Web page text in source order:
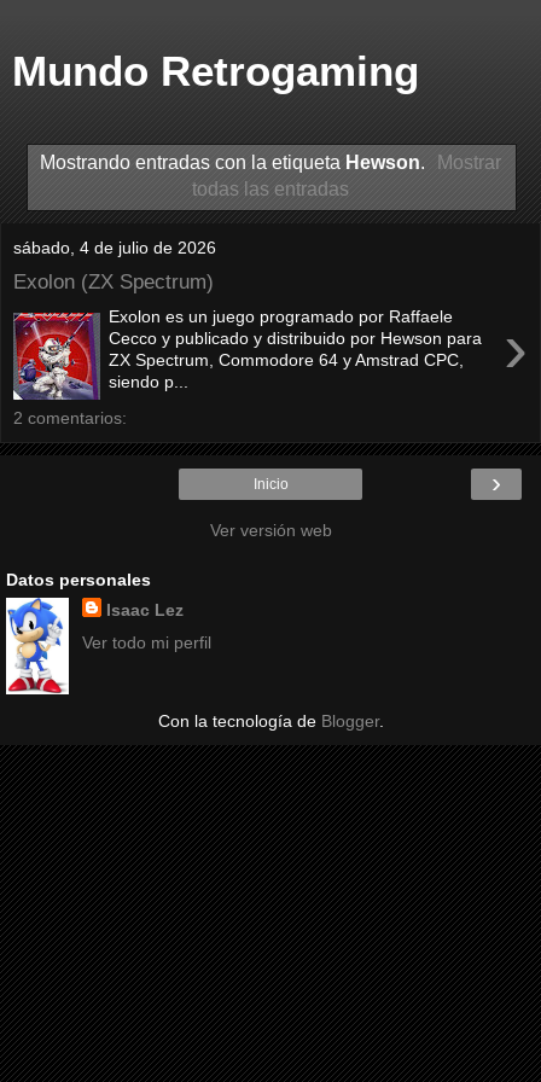
Mundo Retrogaming
Mostrando entradas con la etiqueta Hewson.
Mostrar
todas las entradas
sábado, 4 de julio de 2026
Exolon (ZX Spectrum)
›
Exolon es un juego programado por Raffaele
Cecco y publicado y distribuido por Hewson para
ZX Spectrum, Commodore 64 y Amstrad CPC,
siendo p...
2 comentarios:
›
Inicio
Ver versión web
Datos personales
Isaac Lez
Ver todo mi perfil
Con la tecnología de Blogger.